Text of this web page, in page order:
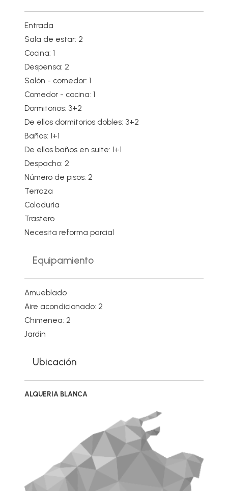
Entrada
Sala de estar: 2
Cocina: 1
Despensa: 2
Salón - comedor: 1
Comedor - cocina: 1
Dormitorios: 3+2
De ellos dormitorios dobles: 3+2
Baños: 1+1
De ellos baños en suite: 1+1
Despacho: 2
Número de pisos: 2
Terraza
Coladuria
Trastero
Necesita reforma parcial
Equipamiento
Amueblado
Aire acondicionado: 2
Chimenea: 2
Jardín
Ubicación
ALQUERIA BLANCA